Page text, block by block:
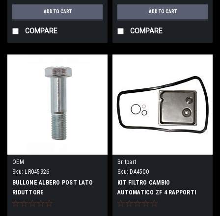
ADD TO CART
COMPARE
ADD TO CART
COMPARE
OEM
Sku: LR045926
BULLONE ALBERO POST LATO
RIDUTTORE
Britpart
Sku: DA4500
KIT FILTRO CAMBIO
AUTOMATICO ZF 4 RAPPORTI